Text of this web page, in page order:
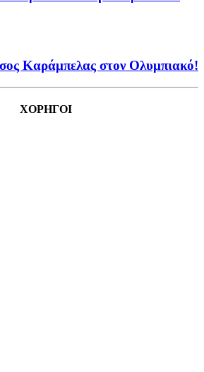
Καράμπελας στον Ολυμπιακό!
ΧΟΡΗΓΟΙ